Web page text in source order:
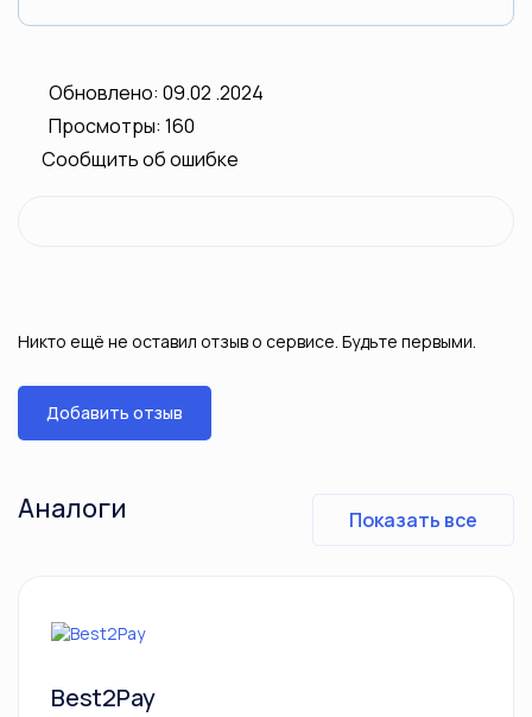
Обновлено: 09.02 .2024
Просмотры: 160
Сообщить об ошибке
Никто ещё не оставил отзыв о сервисе. Будьте первыми.
Добавить отзыв
Аналоги Показать все
Best2Pay